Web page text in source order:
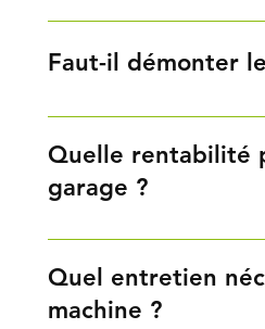
En moyenne 40 minutes à
fonctionne de manière
Faut-il démonter
Il faut démonter le FAP du
Quelle rentabilité
garage ?
Très élevée. Le nettoyage
forte demande et marge
généralement amortie en
avec seulement quelques
Quel entretien
machine ?